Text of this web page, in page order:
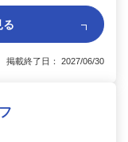
る
載終了日： 2027/06/30